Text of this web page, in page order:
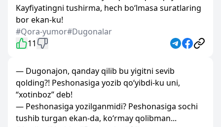
Kayfiyatingni tushirma, hech bo‘lmasa suratlaring
bor ekan-ku!
#Qora-yumor#Dugonalar
11
— Dugonajon, qanday qilib bu yigitni sevib
qolding?! Peshonasiga yozib qo‘yibdi-ku uni,
“xotinboz” deb!
— Peshonasiga yozilganmidi? Peshonasiga sochi
tushib turgan ekan-da, ko‘rmay qolibman...